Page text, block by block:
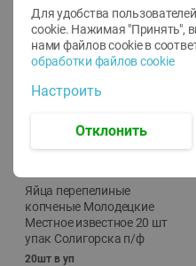
Яйца перепелиные
копченые Молодецкие
Местное известное 20 шт
упак Солигорска п/ф
20шт в уп
Для удобства
cookie. Нажимая "Принять",
нами файлов cookie в
обработки файлов cookie
Настроить
Отклонить